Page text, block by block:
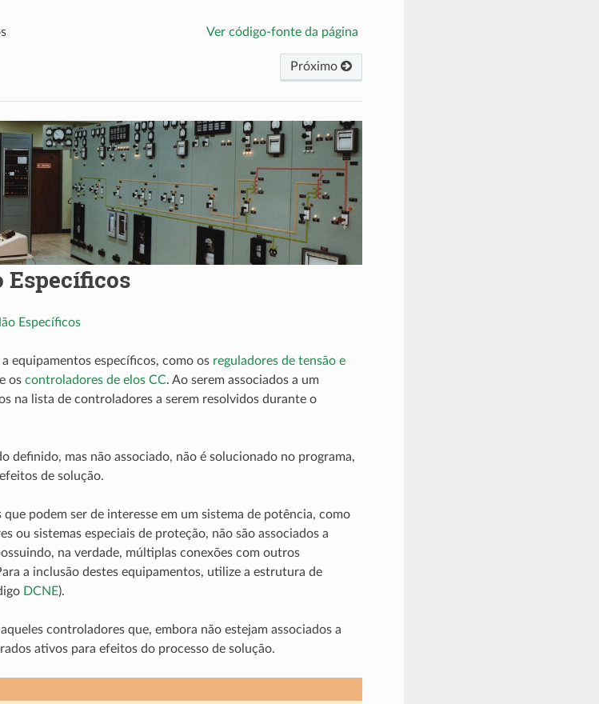
Ver código-fonte da página
Próximo
Específicos
Específicos
equipamentos específicos, como os reguladores de tensão e
os controladores de elos CC. Ao serem associados a um
na lista de controladores a serem resolvidos durante o
definido, mas não associado, não é solucionado no programa,
de solução.
podem ser de interesse em um sistema de potência, como
ou sistemas especiais de proteção, não são associados a
na verdade, múltiplas conexões com outros
a inclusão destes equipamentos, utilize a estrutura de
DCNE).
controladores que, embora não estejam associados a
ativos para efeitos do processo de solução.